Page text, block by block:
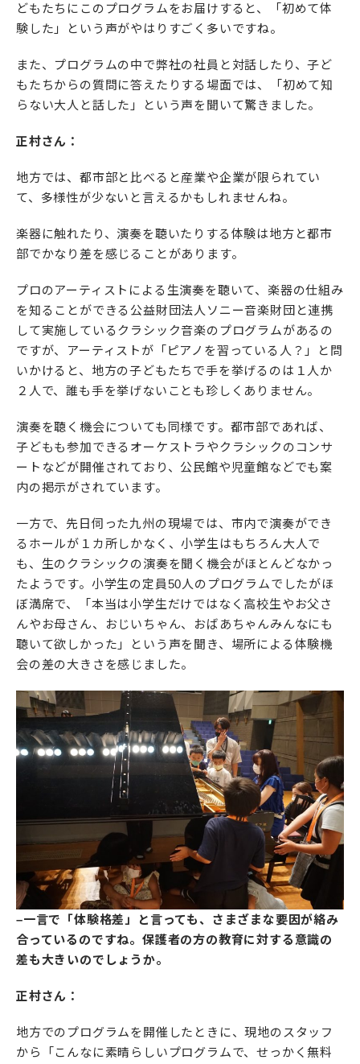
どもたちにこのプログラムをお届けすると、「初めて体
験した」という声がやはりすごく多いですね。
また、プログラムの中で弊社の社員と対話したり、子ど
もたちからの質問に答えたりする場面では、「初めて知
らない大人と話した」という声を聞いて驚きました。
正村さん：
地方では、都市部と比べると産業や企業が限られてい
て、多様性が少ないと言えるかもしれませんね。
楽器に触れたり、演奏を聴いたりする体験は地方と都市
部でかなり差を感じることがあります。
プロのアーティストによる生演奏を聴いて、楽器の仕組み
を知ることができる公益財団法人ソニー音楽財団と連携
して実施しているクラシック音楽のプログラムがあるの
ですが、アーティストが「ピアノを習っている人？」と問
いかけると、地方の子どもたちで手を挙げるのは１人か
２人で、誰も手を挙げないことも珍しくありません。
演奏を聴く機会についても同様です。都市部であれば、
子どもも参加できるオーケストラやクラシックのコンサ
ートなどが開催されており、公民館や児童館などでも案
内の掲示がされています。
一方で、先日伺った九州の現場では、市内で演奏ができ
るホールが１カ所しかなく、小学生はもちろん大人で
も、生のクラシックの演奏を聞く機会がほとんどなかっ
たようです。小学生の定員50人のプログラムでしたがほ
ぼ満席で、「本当は小学生だけではなく高校生やお父さ
んやお母さん、おじいちゃん、おばあちゃんみんなにも
聴いて欲しかった」という声を聞き、場所による体験機
会の差の大きさを感じました。
–一言で「体験格差」と言っても、さまざまな要因が絡み
合っているのですね。保護者の方の教育に対する意識の
差も大きいのでしょうか。
正村さん：
地方でのプログラムを開催したときに、現地のスタッフ
から「こんなに素晴らしいプログラムで、せっかく無料